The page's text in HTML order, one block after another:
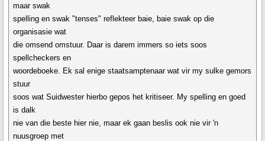
maar swak
spelling en swak "tenses" reflekteer baie, baie swak op die
organisasie wat
die omsend omstuur. Daar is darem immers so iets soos
spellcheckers en
woordeboeke. Ek sal enige staatsamptenaar wat vir my sulke gemors
stuur
soos wat Suidwester hierbo gepos het kritiseer. My spelling en goed
is dalk
nie van die beste hier nie, maar ek gaan beslis ook nie vir 'n
nuusgroep met